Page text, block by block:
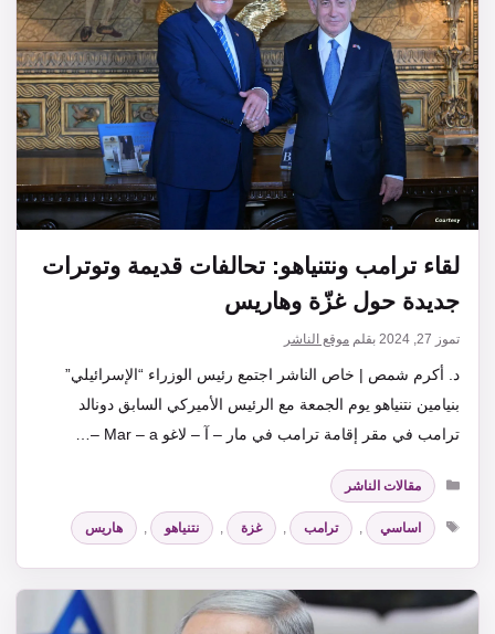
لقاء ترامب ونتنياهو: تحالفات قديمة وتوترات
جديدة حول غزّة وهاريس
تموز 27, 2024 بقلم موقع الناشر
د. أكرم شمص | خاص الناشر اجتمع رئيس الوزراء “الإسرائيلي”
بنيامين نتنياهو يوم الجمعة مع الرئيس الأميركي السابق دونالد
ترامب في مقر إقامة ترامب في مار – آ – لاغو Mar – a –…
التصنيفات
مقالات الناشر
الوسوم
اساسي , ترامب , غزة , نتنياهو , هاريس